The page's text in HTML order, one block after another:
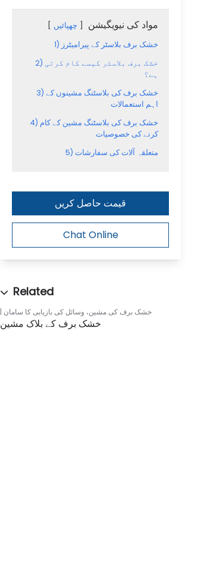
مواد کی نیویگیشن
چھپائیں
1) خشک برف بلاسٹر کے پیرامیٹرز
2) خشک برف بلاسٹر کیسے کام کرتی
ہے؟
3) خشک برف کی بلاسٹنگ مشینوں کے
اہم استعمالات
4) خشک برف کی بلاسٹنگ مشین کے کام
کرنے کی خصوصیات
5) متعلقہ آلات کی سفارشات
قیمت حاصل کریں
Chat Online
خشک برف کی مشین، وسائل کی بازیابی کا سامان
خشک برف کے بلاک مشین